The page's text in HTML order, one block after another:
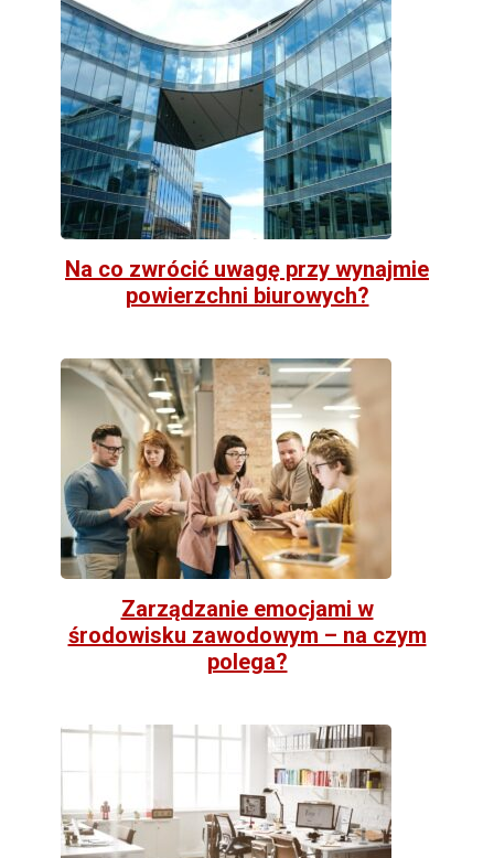
Na co zwrócić uwagę przy wynajmie
powierzchni biurowych?
Zarządzanie emocjami w
środowisku zawodowym – na czym
polega?